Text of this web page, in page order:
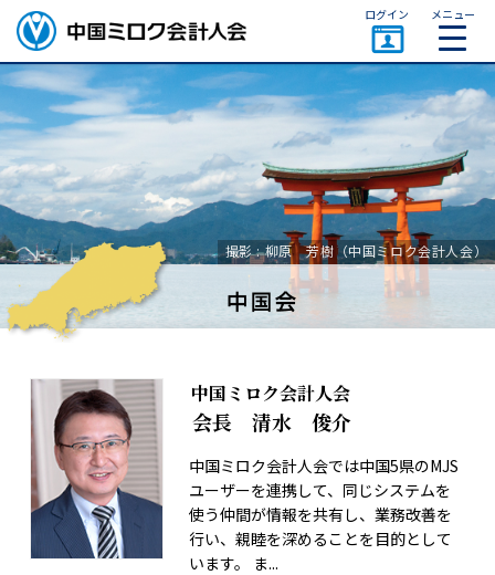
ログイン メニュー
撮影 : 柳原 芳樹（中国ミロク会計人会）
中国ミロク会計人会
会長 清水 俊介
中国ミロク会計人会では中国5県のMJS
ユーザーを連携して、同じシステムを
使う仲間が情報を共有し、業務改善を
行い、親睦を深めることを目的として
います。 ま...